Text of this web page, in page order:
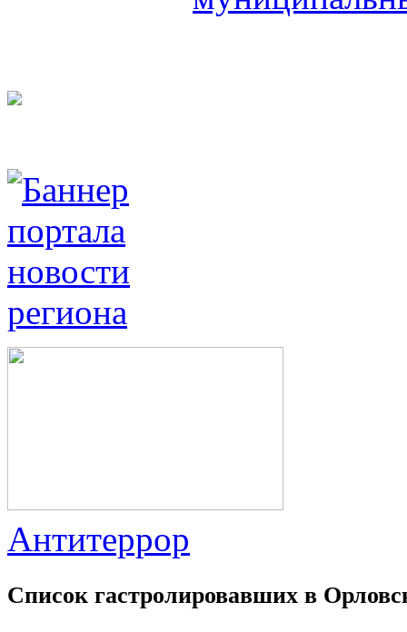
Антитеррор
Список гастролировавших в